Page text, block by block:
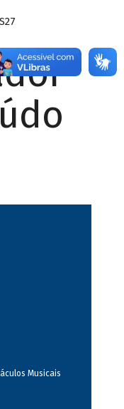
Musicais